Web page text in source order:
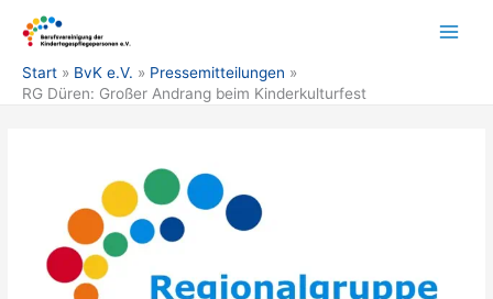
Inhalt
springen
Start BvK e.V.
Pressemitteilungen
RG Düren: Großer Andrang beim Kinderkulturfest